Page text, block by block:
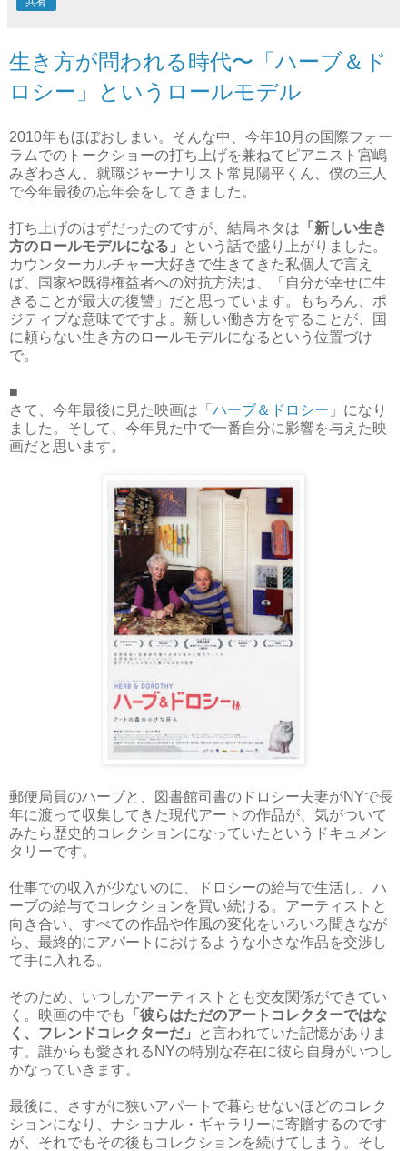
生き方が問われる時代〜「ハーブ＆ド
ロシー」というロールモデル
2010年もほぼおしまい。そんな中、今年10月の国際フォー
ラムでのトークショーの打ち上げを兼ねてピアニスト宮嶋
みぎわさん、就職ジャーナリスト常見陽平くん、僕の三人
で今年最後の忘年会をしてきました。
打ち上げのはずだったのですが、結局ネタは 「新しい生き
方のロールモデルになる」
という話で盛り上がりました。
カウンターカルチャー大好きで生きてきた私個人で言え
ば、国家や既得権益者への対抗方法は、「自分が幸せに生
きることが最大の復讐」だと思っています。もちろん、ポ
ジティブな意味でですよ。新しい働き方をすることが、国
に頼らない生き方のロールモデルになるという位置づけ
で。
■
さて、今年最後に見た映画は「 ハーブ＆ドロシー 」になり
ました。そして、今年見た中で一番自分に影響を与えた映
画だと思います。
郵便局員のハーブと、図書館司書のドロシー夫妻がNYで長
年に渡って収集してきた現代アートの作品が、気がついて
みたら歴史的コレクションになっていたというドキュメン
タリーです。
仕事での収入が少ないのに、ドロシーの給与で生活し、ハ
ーブの給与でコレクションを買い続ける。アーティストと
向き合い、すべての作品や作風の変化をいろいろ聞きなが
ら、最終的にアパートにおけるような小さな作品を交渉し
て手に入れる。
そのため、いつしかアーティストとも交友関係ができてい
く。映画の中でも
「彼らはただのアートコレクターではな
く、フレンドコレクターだ」
と言われていた記憶がありま
す。誰からも愛されるNYの特別な存在に彼ら自身がいつし
かなっていきます。
最後に、さすがに狭いアパートで暮らせないほどのコレク
ションになり、ナショナル・ギャラリーに寄贈するのです
が、それでもその後もコレクションを続けてしまう。そし